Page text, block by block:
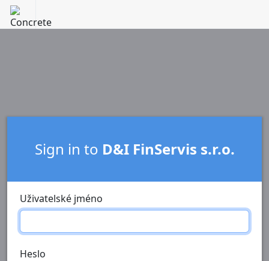
Sign in to D&I FinServis s.r.o.
Uživatelské jméno
Heslo